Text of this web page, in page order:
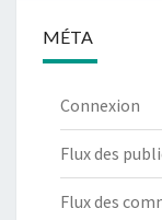
MÉTA
Connexion
Flux des
Flux des